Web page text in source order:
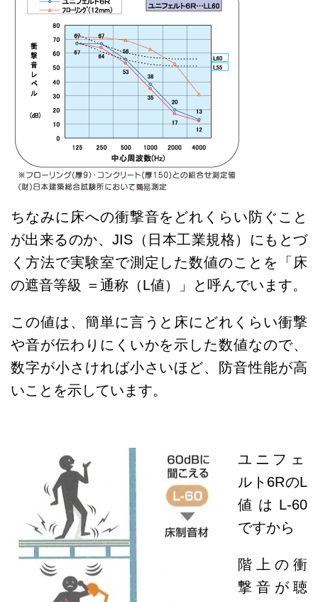
ちなみに床への衝撃音をどれくらい防ぐこと
が出来るのか、JIS（日本工業規格）にもとづ
く方法で実験室で測定した数値のことを「床
の遮音等級 ＝通称（L値）」と呼んでいます。
この値は、簡単に言うと床にどれくらい衝撃
や音が伝わりにくいかを示した数値なので、
数字が小さければ小さいほど、防音性能が高
いことを示しています。
ユニフェ
ルト6RのL
値はL-60
ですから
階上の衝
撃音が聴